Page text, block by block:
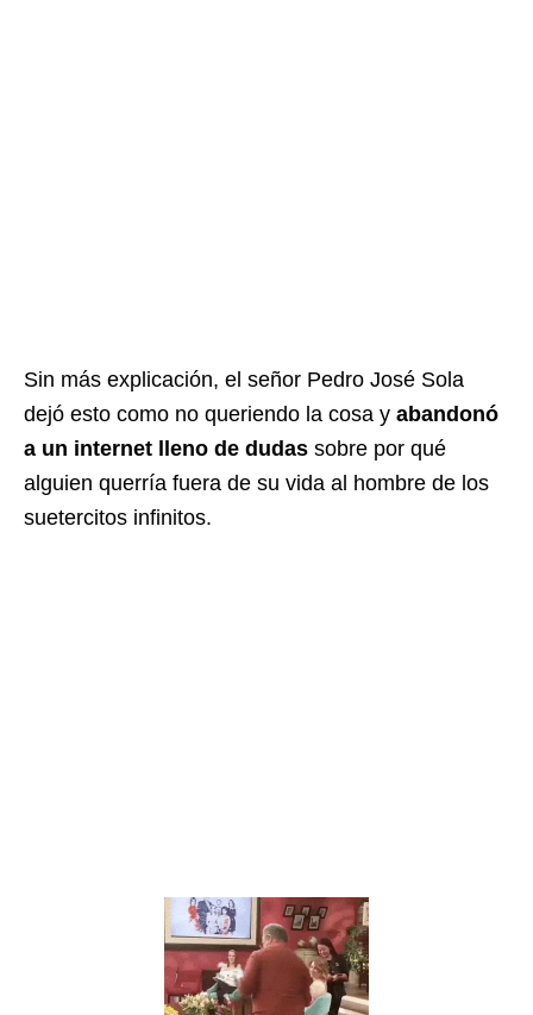
Sin más explicación, el señor Pedro José Sola
dejó esto como no queriendo la cosa y abandonó
a un internet lleno de dudas sobre por qué
alguien querría fuera de su vida al hombre de los
suetercitos infinitos.